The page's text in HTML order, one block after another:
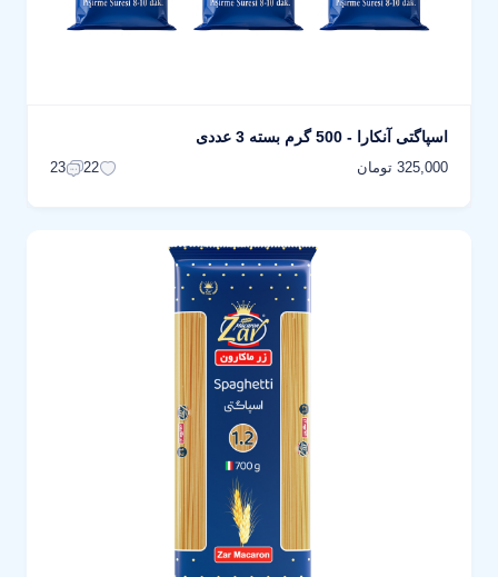
اسپاگتی آنکارا - 500 گرم بسته 3 عددی
325,000 تومان 22
23